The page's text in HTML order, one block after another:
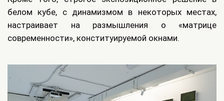
белом кубе, с динамизмом в некоторых местах,
настраивает на размышления о «матрице
современности», конституируемой окнами.